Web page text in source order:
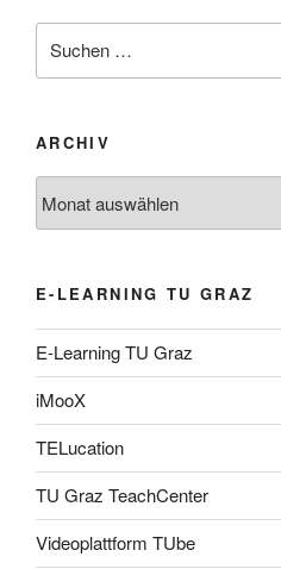
nach:
ARCHIV
E-LEARNING TU GRAZ
E-Learning TU Graz
iMooX
TELucation
TU Graz TeachCenter
Videoplattform TUbe